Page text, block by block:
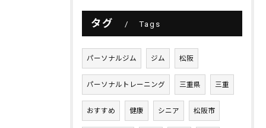
タグ Tags
パーソナルジム ジム 松阪
パーソナルトレーニング 三重県 三重
おすすめ 健康 シニア 松阪市